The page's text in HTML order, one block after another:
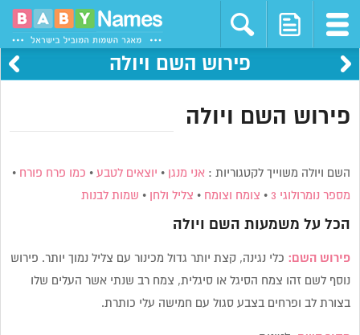
פירוש השם ויולה
פירוש השם ויולה
השם ויולה משוייך לקטגוריות :אני מנגן • יוצאים לטבע • כמו פרח פורח •
מספר נומרולוגי 3 • צומח וצומח • צליל ולחן • שמות לבנות
הכל על משמעות השם ויולה
פירוש השם: כלי נגינה, קצת יותר גדול מכינור עם צליל נמוך יותר. פירוש
נוסף לשם זהו צמח הסיגל או סיגלית, צמח רב שנתי אשר העלים שלו
בצורת לב ופרחים בצבע סגול עם חמישה עלי כותרת.